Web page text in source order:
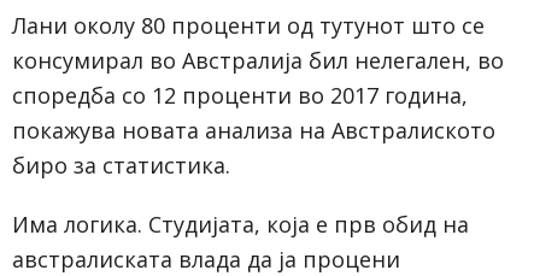
Лани околу 80 проценти од тутунот што се
консумирал во Австралија бил нелегален, во
споредба со 12 проценти во 2017 година,
покажува новата анализа на Австралиското
биро за статистика.
Има логика. Студијата, која е прв обид на
австралиската влада да ја процени